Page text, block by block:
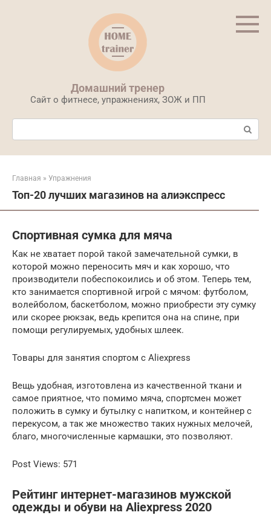
Домашний тренер
Сайт о фитнесе, упражнениях, ЗОЖ и ПП
Поиск:
Главная » Упражнения
Топ-20 лучших магазинов на алиэкспресс
Спортивная сумка для мяча
Как не хватает порой такой замечательной сумки, в
которой можно переносить мяч и как хорошо, что
производители побеспокоились и об этом. Теперь тем,
кто занимается спортивной игрой с мячом: футболом,
волейболом, баскетболом, можно приобрести эту сумку
или скорее рюкзак, ведь крепится она на спине, при
помощи регулируемых, удобных шлеек.
Товары для занятия спортом с Aliexpress
Вещь удобная, изготовлена из качественной ткани и
самое приятное, что помимо мяча, спортсмен может
положить в сумку и бутылку с напитком, и контейнер с
перекусом, а так же множество таких нужных мелочей,
благо, многочисленные кармашки, это позволяют.
Post Views: 571
Рейтинг интернет-магазинов мужской
одежды и обуви на Aliexpress 2020